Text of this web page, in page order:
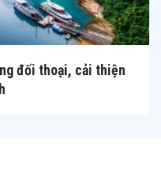
đối thoại, cải thiện